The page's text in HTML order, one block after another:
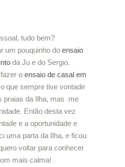
tudo bem?
um pouquinho do ensaio
da Ju e do Sergio.
o ensaio de casal em
que sempre tive vontade
praias da Ilha, mas me
Então desta vez
e a oportunidade e
uma parta da Ilha, e ficou
voltar para conhecer
mais calma!